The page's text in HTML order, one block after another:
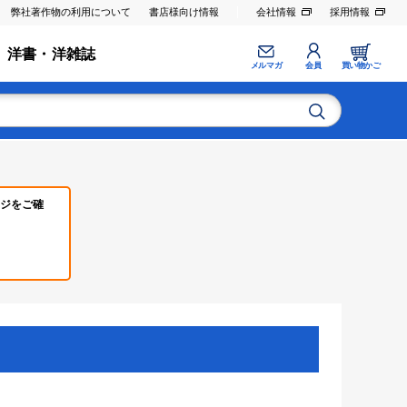
弊社著作物の利用について 書店様向け情報 会社情報 採用情報
洋書・洋雑誌
メルマガ 会員 買い物かご
をご確